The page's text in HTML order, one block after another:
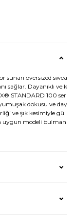
sunan oversized swea
sağlar. Dayanıklı ve k
STANDARD 100 ser
dokusu ve day
ve şık kesimiyle gü
uygun modeli bulman